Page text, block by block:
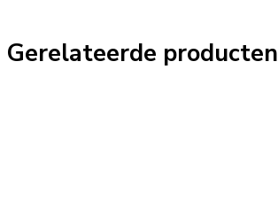
Gerelateerde producten